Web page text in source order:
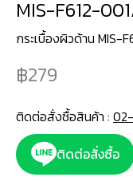
MIS-F612-
กระเบื้องผิวด้าน MIS-
279
ติดต่อสั่งซื้อสินค้า :
ติดต่อสั่งซื้อ